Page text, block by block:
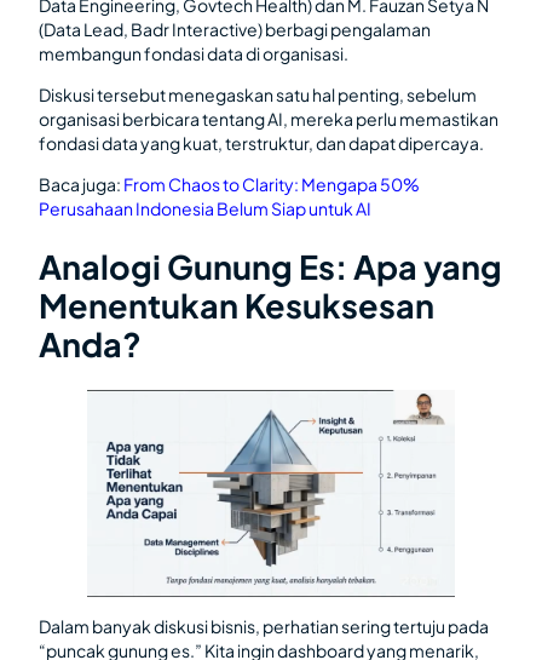
(Data Lead, Badr Interactive) berbagi pengalaman
membangun fondasi data di organisasi.
Diskusi tersebut menegaskan satu hal penting, sebelum
organisasi berbicara tentang AI, mereka perlu memastikan
fondasi data yang kuat, terstruktur, dan dapat dipercaya.
Baca juga: From Chaos to Clarity: Mengapa 50%
Perusahaan Indonesia Belum Siap untuk AI
Analogi Gunung Es: Apa yang
Menentukan Kesuksesan
Anda?
Dalam banyak diskusi bisnis, perhatian sering tertuju pada
“puncak gunung es.” Kita ingin dashboard yang menarik,